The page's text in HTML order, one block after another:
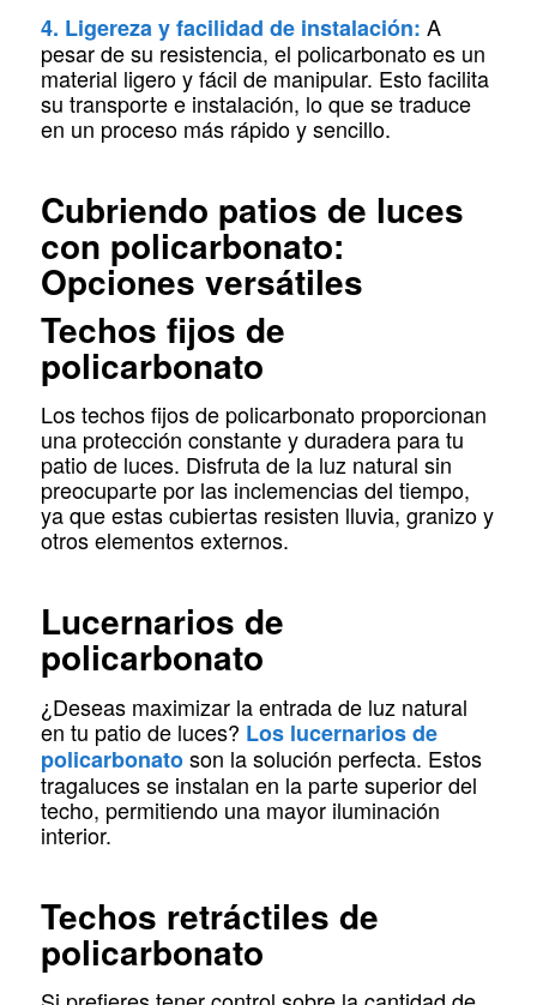
4. Ligereza y facilidad de instalación: A
pesar de su resistencia, el policarbonato es un
material ligero y fácil de manipular. Esto facilita
su transporte e instalación, lo que se traduce
en un proceso más rápido y sencillo.
Cubriendo patios de luces
con policarbonato:
Opciones versátiles
Techos fijos de
policarbonato
Los techos fijos de policarbonato proporcionan
una protección constante y duradera para tu
patio de luces. Disfruta de la luz natural sin
preocuparte por las inclemencias del tiempo,
ya que estas cubiertas resisten lluvia, granizo y
otros elementos externos.
Lucernarios de
policarbonato
¿Deseas maximizar la entrada de luz natural
en tu patio de luces? Los lucernarios de
policarbonatoson la solución perfecta. Estos
tragaluces se instalan en la parte superior del
techo, permitiendo una mayor iluminación
interior.
Techos retráctiles de
policarbonato